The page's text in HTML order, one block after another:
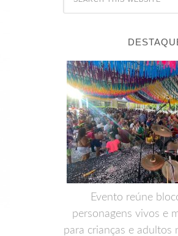
Evento reúne
personagens vivos e
para crianças e adultos